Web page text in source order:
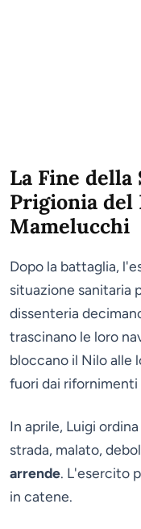
La Fine della
Prigionia del
Mamelucchi
Dopo la battaglia,
situazione sanitaria
dissenteria
trascinano le loro
bloccano il Nilo alle
fuori dai rifornimenti
In aprile, Luigi
strada, malato,
arrende. L'esercito
in catene.